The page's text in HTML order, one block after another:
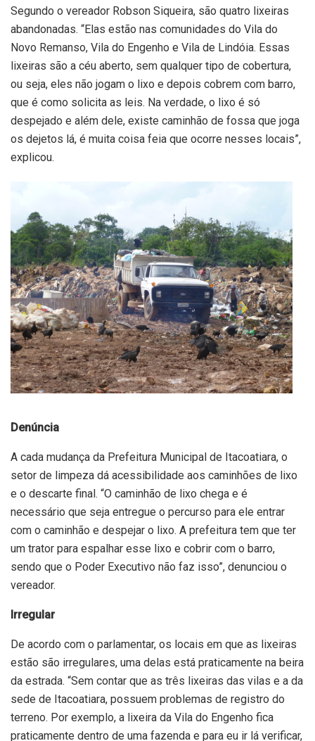
Segundo o vereador Robson Siqueira, são quatro lixeiras
abandonadas. “Elas estão nas comunidades do Vila do
Novo Remanso, Vila do Engenho e Vila de Lindóia. Essas
lixeiras são a céu aberto, sem qualquer tipo de cobertura,
ou seja, eles não jogam o lixo e depois cobrem com barro,
que é como solicita as leis. Na verdade, o lixo é só
despejado e além dele, existe caminhão de fossa que joga
os dejetos lá, é muita coisa feia que ocorre nesses locais”,
explicou.
Denúncia
A cada mudança da Prefeitura Municipal de Itacoatiara, o
setor de limpeza dá acessibilidade aos caminhões de lixo
e o descarte final. “O caminhão de lixo chega e é
necessário que seja entregue o percurso para ele entrar
com o caminhão e despejar o lixo. A prefeitura tem que ter
um trator para espalhar esse lixo e cobrir com o barro,
sendo que o Poder Executivo não faz isso”, denunciou o
vereador.
Irregular
De acordo com o parlamentar, os locais em que as lixeiras
estão são irregulares, uma delas está praticamente na beira
da estrada. “Sem contar que as três lixeiras das vilas e a da
sede de Itacoatiara, possuem problemas de registro do
terreno. Por exemplo, a lixeira da Vila do Engenho fica
praticamente dentro de uma fazenda e para eu ir lá verificar,